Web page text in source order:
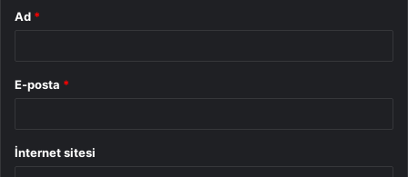
Ad *
E-posta *
İnternet sitesi